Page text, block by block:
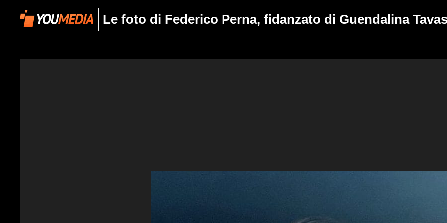
Le foto di Federico Perna, fidanzato di Guendalina